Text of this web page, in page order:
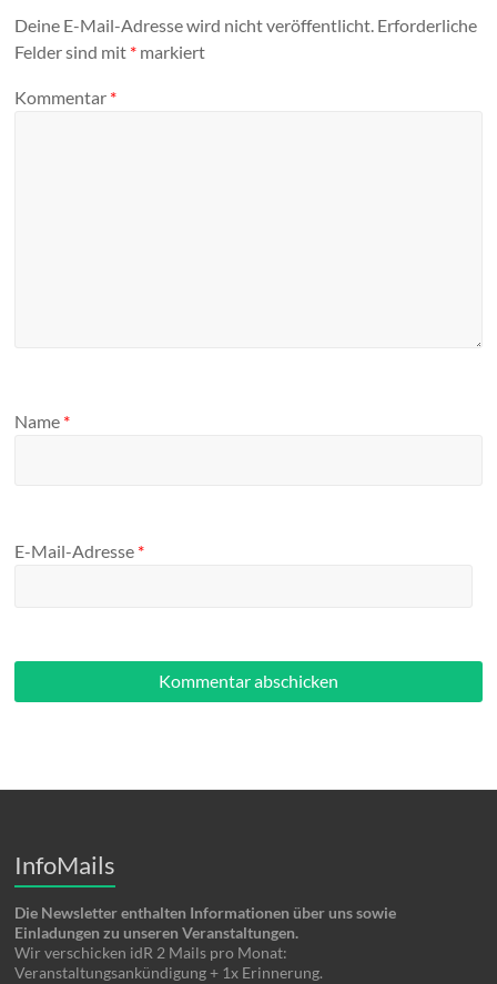
Deine E-Mail-Adresse wird nicht veröffentlicht. Erforderliche
Felder sind mit * markiert
Kommentar *
Name *
E-Mail-Adresse *
InfoMails
Die Newsletter enthalten Informationen über uns sowie
Einladungen zu unseren Veranstaltungen.
Wir verschicken idR 2 Mails pro Monat:
Veranstaltungsankündigung + 1x Erinnerung.